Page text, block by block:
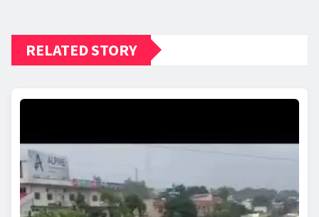
RELATED STORY